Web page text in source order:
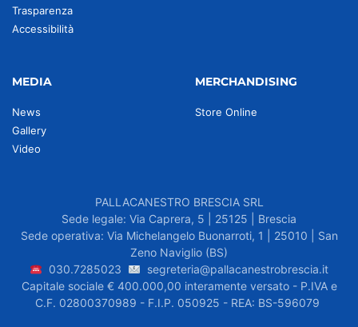
Trasparenza
Accessibilità
MEDIA
News
Gallery
Video
MERCHANDISING
Store Online
PALLACANESTRO BRESCIA SRL
Sede legale: Via Caprera, 5 | 25125 | Brescia
Sede operativa: Via Michelangelo Buonarroti, 1 | 25010 | San
Zeno Naviglio (BS)
030.7285023
segreteria@pallacanestrobrescia.it
Capitale sociale € 400.000,00 interamente versato - P.IVA e
C.F. 02800370989 - F.I.P. 050925 - REA: BS-596079